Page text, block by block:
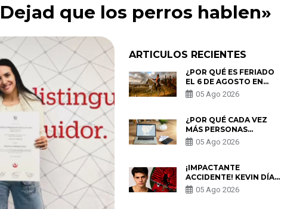
que los perros hablen»
ARTICULOS RECIENTES
¿POR QUÉ ES FERIADO
EL 6 DE AGOSTO EN
PERÚ? ESTA ES LA
HISTORIA
05 Ago 2026
¿POR QUÉ CADA VEZ
MÁS PERSONAS
UTILIZAN UNA VPN
PARA PROTEGER SU
05 Ago 2026
¡IMPACTANTE
ACCIDENTE! KEVIN DÍAZ
CAE DESDE OCHO
METROS EN “ESTO ES
05 Ago 2026